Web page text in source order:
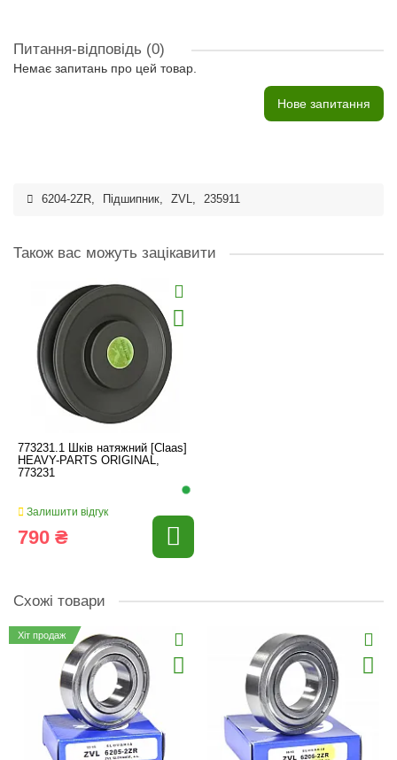
Питання-відповідь (0)
Немає запитань про цей товар.
Нове запитання
6204-2ZR, Підшипник, ZVL, 235911
Також вас можуть зацікавити
773231.1 Шків натяжний [Claas]
HEAVY-PARTS ORIGINAL,
773231
Залишити відгук
790 ₴
Схожі товари
Хіт продаж